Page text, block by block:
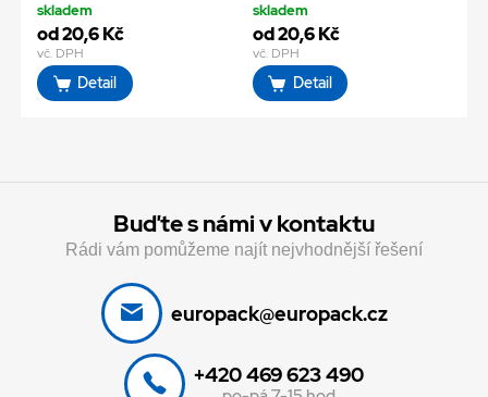
skladem
od 20,6 Kč
vč. DPH
Detail
skladem
od 20,6 Kč
vč. DPH
Detail
Buďte s námi v kontaktu
Rádi vám pomůžeme najít nejvhodnější řešení
europack@europack.cz
+420 469 623 490